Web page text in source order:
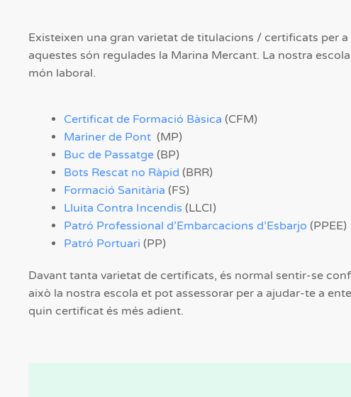
Existeixen una gran varietat de titulacions / certificats per
aquestes són regulades la Marina Mercant. La nostra
món laboral.
Certificat de Formació Bàsica (CFM)
Mariner de Pont (MP)
Buc de Passatge (BP)
Bots Rescat no Ràpid (BRR)
Formació Sanitària (FS)
Lluita Contra Incendis (LLCI)
Patró Professional d’Embarcacions d’Esbarjo (PPEE)
Patró Portuari (PP)
Davant tanta varietat de certificats, és normal sentir-se
això la nostra escola et pot assessorar per a ajudar-te a
quin certificat és més adient.